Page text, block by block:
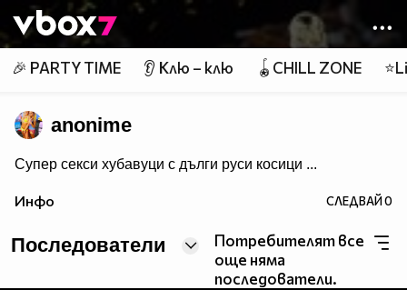
Member of
👾
🎉 PARTY TIME 👂 Клю – клю 🪀CHILL ZONE
anonime
Супер секси хубавуци с дълги руси косици ...
Инфо СЛЕДВАЙ0
Последователи
Потребителят все
още няма
последователи.